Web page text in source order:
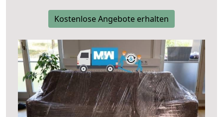
Kostenlose Angebote erhalten